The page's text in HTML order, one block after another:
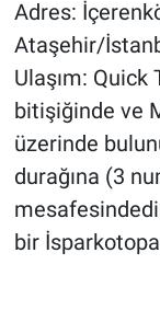
Adres:
Ataşehir/
Ulaşım: Quick
bitişiğinde ve
üzerinde
durağına (3
bir